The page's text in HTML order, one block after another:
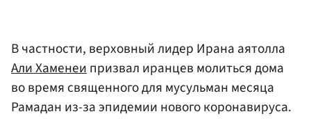
В частности, верховный лидер Ирана аятолла
Али Хаменеипризвал иранцев молиться дома
во время священного для мусульман месяца
Рамадан из-за эпидемии нового коронавируса.